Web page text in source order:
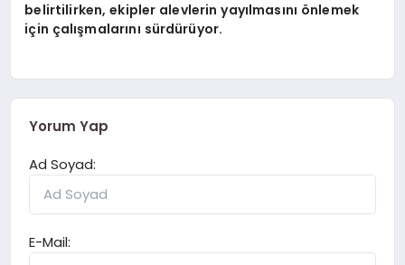
belirtilirken, ekipler alevlerin yayılmasını önlemek
için çalışmalarını sürdürüyor.
Yorum Yap
Ad Soyad:
E-Mail: